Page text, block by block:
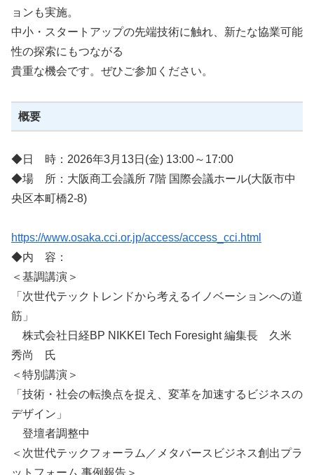
ョンも実施。
中小・スタートアップの先端技術に触れ、新たな協業可能
性の探索にもつながる
貴重な機会です。ぜひご参加ください。
概要
◆日 時：2026年3月13日(金) 13:00～17:00
◆場 所：大阪商工会議所 7階 国際会議ホール(大阪市中
央区本町橋2-8)
https://www.osaka.cci.or.jp/access/access_cci.html
◆内 容：
＜基調講演＞
「次世代テックトレンドから考えるイノベーションへの道
筋」
株式会社日経BP NIKKEI Tech Foresight 編集長 久米
秀尚 氏
＜特別講演＞
「技術・社会の転換点を捉え、変革を加速するビジネスの
デザイン」
登壇者調整中
＜次世代テックフォーラム／メタバースビジネス創出プラ